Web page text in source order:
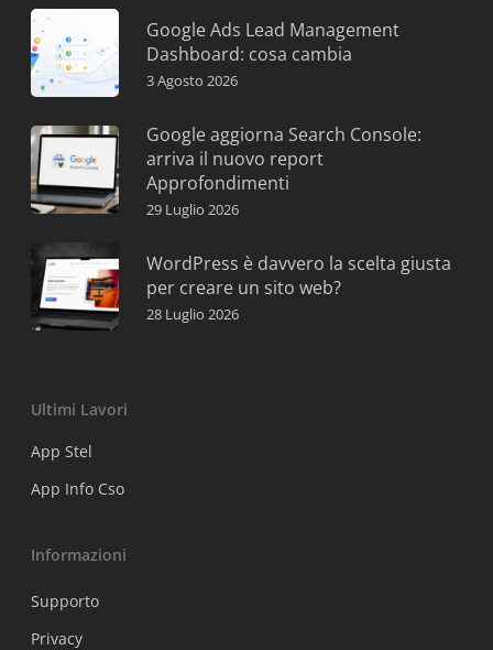
Google Ads Lead Management
Dashboard: cosa cambia
3 Agosto 2026
Google aggiorna Search Console:
arriva il nuovo report
Approfondimenti
29 Luglio 2026
WordPress è davvero la scelta giusta
per creare un sito web?
28 Luglio 2026
Ultimi Lavori
App Stel
App Info Cso
Informazioni
Supporto
Privacy